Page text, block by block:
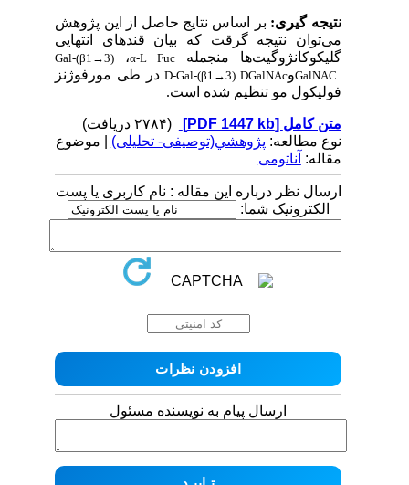
نتیجه گیری:بر اساس نتایج حاصل از این پژوهش
می‌توان نتیجه گرقت که بیان قندهای انتهایی
گلیکوکانژوگیت‌ها منجمله
α-L Fuc، Gal-(β1→3)
GalNACوD-Gal-(β1→3) DGalNAcدر طی مورفوژنز
فولیکول مو تنظیم شده است.
متن کامل[PDF 1447 kb]
نوع مطالعه:پژوهشي(توصیفی- تحلیلی) | موضوع
مقاله:آناتومی
ارسال نظر درباره این مقاله : نام کاربری یا پست
الکترونیک شما:
ارسال پیام به نویسنده مسئول